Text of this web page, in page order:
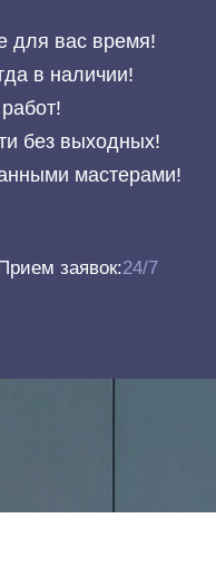
для вас время!
в наличии!
без выходных!
мастерами!
заявок:24/7